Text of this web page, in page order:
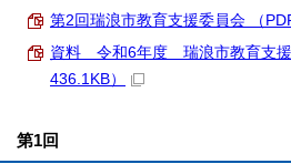
第2回瑞浪市教育支援委員会 （
資料 令和6年度 瑞浪市教育支援
436.1KB）
第1回